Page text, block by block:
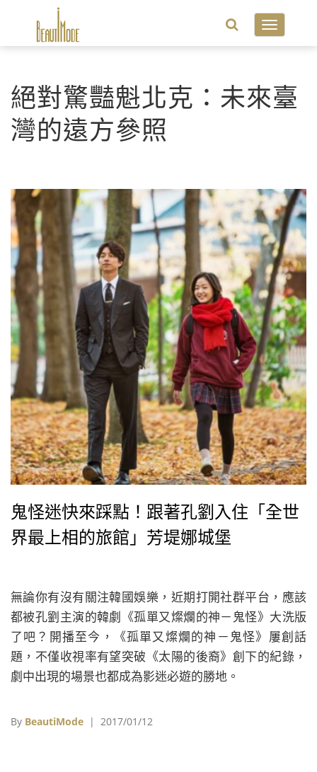
Toggle
絕對驚豔魁北克：未來臺
灣的遠方參照
鬼怪迷快來踩點！跟著孔劉入住「全世
界最上相的旅館」芳堤娜城堡
無論你有沒有關注韓國娛樂，近期打開社群平台，應該
都被孔劉主演的韓劇《孤單又燦爛的神－鬼怪》大洗版
了吧？開播至今，《孤單又燦爛的神－鬼怪》屢創話
題，不僅收視率有望突破《太陽的後裔》創下的紀錄，
劇中出現的場景也都成為影迷必遊的勝地。
By BeautiMode | 2017/01/12